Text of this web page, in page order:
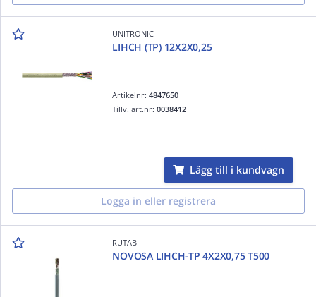
UNITRONIC
LIHCH (TP) 12X2X0,25
Artikelnr:4847650
Tillv. art.nr:0038412
Lägg till i kundvagn
Logga in eller registrera
RUTAB
NOVOSA LIHCH-TP 4X2X0,75 T500